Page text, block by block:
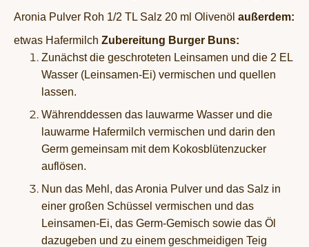
Aronia Pulver Roh 1/2 TL Salz 20 ml Olivenöl außerdem:
etwas Hafermilch Zubereitung Burger Buns:
Zunächst die geschroteten Leinsamen und die 2 EL
Wasser (Leinsamen-Ei) vermischen und quellen
lassen.
Währenddessen das lauwarme Wasser und die
lauwarme Hafermilch vermischen und darin den
Germ gemeinsam mit dem Kokosblütenzucker
auflösen.
Nun das Mehl, das Aronia Pulver und das Salz in
einer großen Schüssel vermischen und das
Leinsamen-Ei, das Germ-Gemisch sowie das Öl
dazugeben und zu einem geschmeidigen Teig